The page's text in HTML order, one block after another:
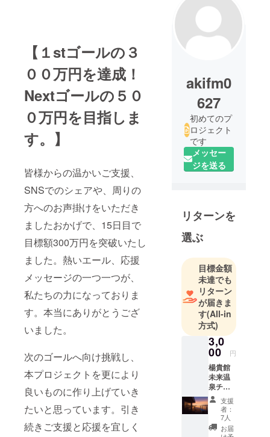
【１stゴールの３
００万円を達成！
Nextゴールの５０
０万円を目指しま
す。】
皆様からの温かいご支援、
SNSでのシェアや、周りの
方へのお声掛けをいただき
ましたおかげで、15日目で
目標額300万円を突破いたし
ました。熱いエール、応援
メッセージの一つ一つが、
私たちの力になっておりま
す。本当にありがとうござ
いました。
次のゴールへ向け挑戦し、
本プロジェクトを更により
良いものに作り上げていき
たいと思っています。引き
続きご支援と応援を宜しく
akifm0
627
初めてのプ
ロジェクト
です
メッセー
ジを送る
リターンを
選ぶ
目標金額
未達でも
リターン
が届きま
す(All-in
方式)
3,0
00 円
楊貴館
未来温
泉チ
ケット1
枚＋お
礼のお
手紙 ※
ご利用
支援
者：
7人
お届